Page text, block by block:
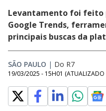
Levantamento foi feito
Google Trends,
principais buscas da
SÃO PAULO | Do R7
19/03/2025 - 15H01 (ATUALIZADO